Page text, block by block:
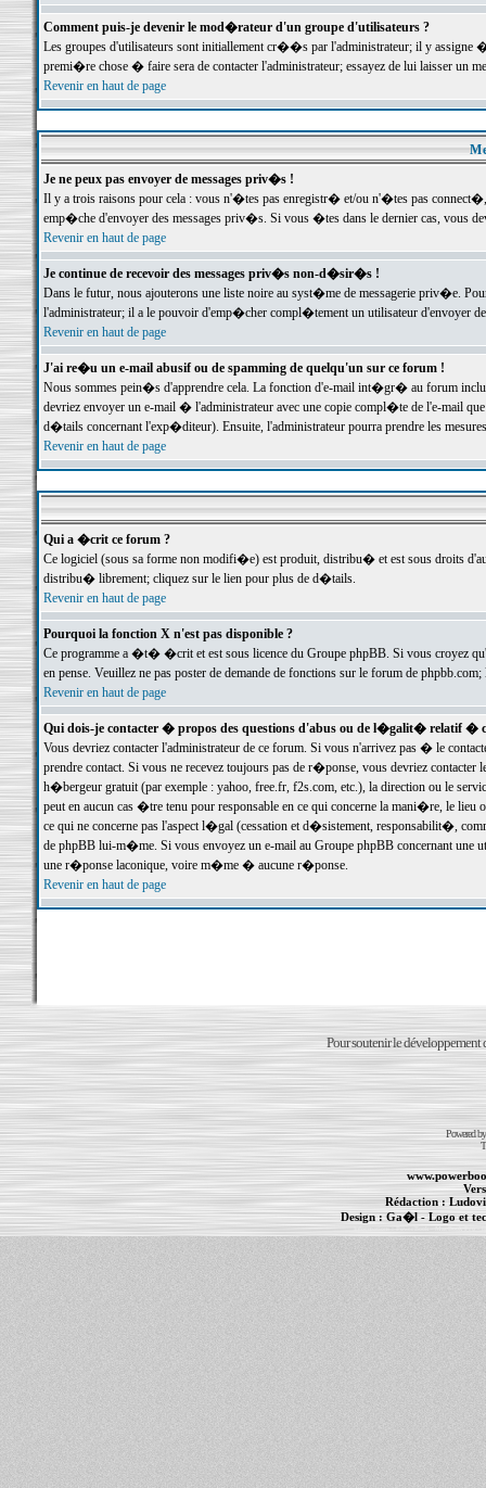
Comment puis-je devenir le mod�rateur d'un groupe d'utilisateurs ?
Les groupes d'utilisateurs sont initiallement cr��s par l'administrateur; il y
premi�re chose � faire sera de contacter l'administrateur; essayez de lui laisser un
Revenir en haut de page
Je ne peux pas envoyer de messages priv�s !
Il y a trois raisons pour cela : vous n'�tes pas enregistr� et/ou n'�tes pas
emp�che d'envoyer des messages priv�s. Si vous �tes dans le dernier cas, vous
Revenir en haut de page
Je continue de recevoir des messages priv�s non-d�sir�s !
Dans le futur, nous ajouterons une liste noire au syst�me de messagerie priv�e.
l'administrateur; il a le pouvoir d'emp�cher compl�tement un utilisateur d'envoyer
Revenir en haut de page
J'ai re�u un e-mail abusif ou de spamming de quelqu'un sur ce forum !
Nous sommes pein�s d'apprendre cela. La fonction d'e-mail int�gr� au forum inclut
devriez envoyer un e-mail � l'administrateur avec une copie compl�te de l'e-mail
d�tails concernant l'exp�diteur). Ensuite, l'administrateur pourra prendre les
Revenir en haut de page
Qui a �crit ce forum ?
Ce logiciel (sous sa forme non modifi�e) est produit, distribu� et est sous droits
distribu� librement; cliquez sur le lien pour plus de d�tails.
Revenir en haut de page
Pourquoi la fonction X n'est pas disponible ?
Ce programme a �t� �crit et est sous licence du Groupe phpBB. Si vous croyez
en pense. Veuillez ne pas poster de demande de fonctions sur le forum de
Revenir en haut de page
Qui dois-je contacter � propos des questions d'abus ou de l�galit� relatif �
Vous devriez contacter l'administrateur de ce forum. Si vous n'arrivez pas � le
prendre contact. Si vous ne recevez toujours pas de r�ponse, vous devriez
h�bergeur gratuit (par exemple : yahoo, free.fr, f2s.com, etc.), la direction ou le
peut en aucun cas �tre tenu pour responsable en ce qui concerne la mani�re, le
ce qui ne concerne pas l'aspect l�gal (cessation et d�sistement, responsabilit�,
de phpBB lui-m�me. Si vous envoyez un e-mail au Groupe phpBB concernant une
une r�ponse laconique, voire m�me � aucune r�ponse.
Revenir en haut de page
Pour soutenir le développement
Powered
Rédaction :
Design :Ga�l- Logo et
Informations :